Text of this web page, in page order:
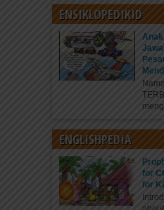
ENSIKLOPEDIKID
ENGLISHPEDIA
for
for